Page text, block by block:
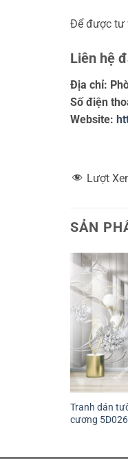
Để được tư
Liên hệ
Địa chỉ:
Số điện
Website:
Lượt
SẢN
Tranh dán
cương 5D026